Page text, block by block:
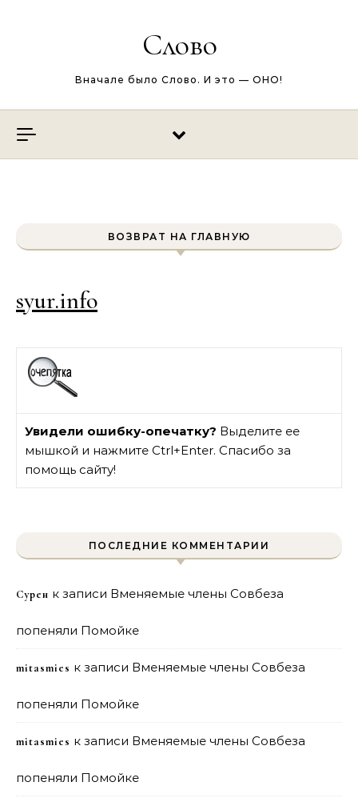
Слово
Вначале было Слово. И это — ОНО!
ВОЗВРАТ НА ГЛАВНУЮ
syur.info
Увидели ошибку-опечатку? Выделите ее
мышкой и нажмите Ctrl+Enter. Спасибо за
помощь сайту!
ПОСЛЕДНИЕ КОММЕНТАРИИ
Сурен к записи Вменяемые члены Совбеза
попеняли Помойке
mitasmies к записи Вменяемые члены Совбеза
попеняли Помойке
mitasmies к записи Вменяемые члены Совбеза
попеняли Помойке